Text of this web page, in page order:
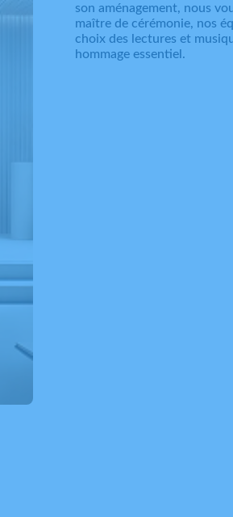
son aménagement, nous
maître de cérémonie, nos
choix des lectures et
hommage essentiel.